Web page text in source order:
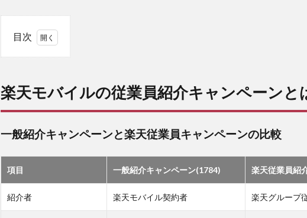
目次
イル
紹介
キャ
ーン
は？
2
楽天モバイルの従業員紹介キャンペーンと
一般紹介キャンペーンと楽天従業員キャンペーンの比較
項目 一般紹介キャンペーン(1784) 楽天従業員紹
紹介者 楽天モバイル契約者 楽天グループ